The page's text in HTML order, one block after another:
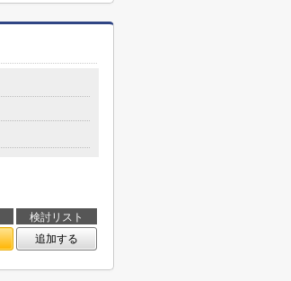
検討リスト
追加する